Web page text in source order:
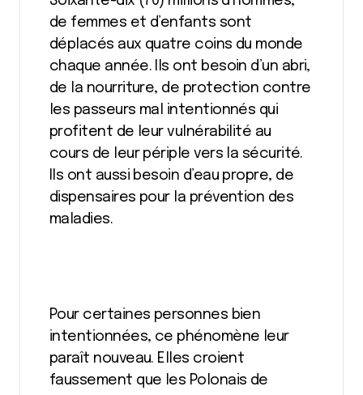
de femmes et d’enfants sont
déplacés aux quatre coins du monde
chaque année. Ils ont besoin d’un abri,
de la nourriture, de protection contre
les passeurs mal intentionnés qui
profitent de leur vulnérabilité au
cours de leur périple vers la sécurité.
Ils ont aussi besoin d’eau propre, de
dispensaires pour la prévention des
maladies.
Pour certaines personnes bien
intentionnées, ce phénomène leur
paraît nouveau. Elles croient
faussement que les Polonais de